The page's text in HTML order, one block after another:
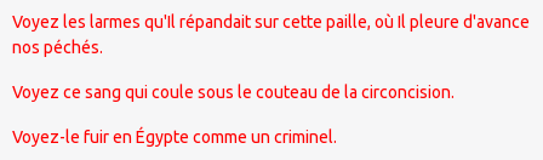
Voyez les larmes qu'Il répandait sur cette paille, où Il pleure d'avance
nos péchés.
Voyez ce sang qui coule sous le couteau de la circoncision.
Voyez-le fuir en Égypte comme un criminel.